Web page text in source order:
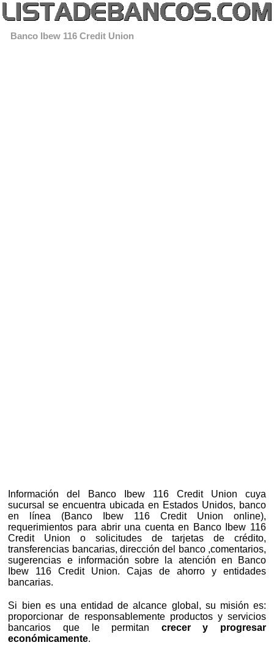
Banco Ibew 116 Credit Union
Información del Banco Ibew 116 Credit Union cuya
sucursal se encuentra ubicada en Estados Unidos, banco
en línea (Banco Ibew 116 Credit Union online),
requerimientos para abrir una cuenta en Banco Ibew 116
Credit Union o solicitudes de tarjetas de crédito,
transferencias bancarias, dirección del banco ,comentarios,
sugerencias e información sobre la atención en Banco
Ibew 116 Credit Union. Cajas de ahorro y entidades
bancarias.
Si bien es una entidad de alcance global, su misión es:
proporcionar de responsablemente productos y servicios
bancarios que le permitan crecer y progresar
económicamente.